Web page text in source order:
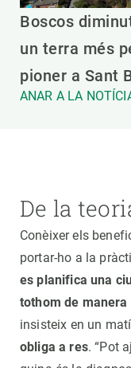
Boscos
un terra més
pioner a Sant
ANAR A LA
De la
Conèixer els
portar-ho a la
es planifica una
tothom de manera
insisteix en un
obliga a res. “Pot